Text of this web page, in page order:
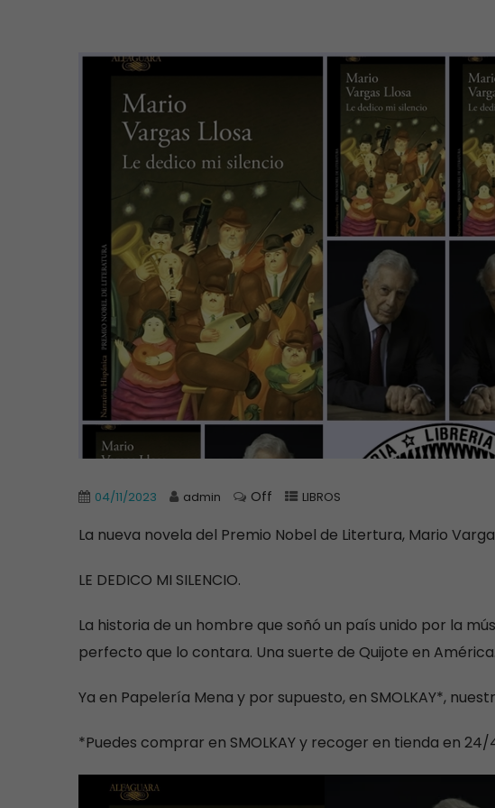
04/11/2023 admin Off LIBROS
La nueva novela del Premio Nobel de Litertura, Mario
LE DEDICO MI SILENCIO.
La historia de un hombre que soñó un país unido por la
perfecto que lo contara. Una suerte de Quijote en América.
Ya en Papelería Mena y por supuesto, en SMOLKAY*,
*Puedes comprar en SMOLKAY y recoger en tienda en